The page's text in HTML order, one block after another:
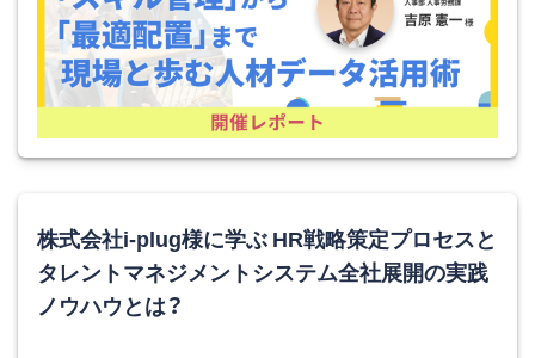
株式会社i-plug様に学ぶ HR戦略策定プロセスと
タレントマネジメントシステム全社展開の実践
ノウハウとは？